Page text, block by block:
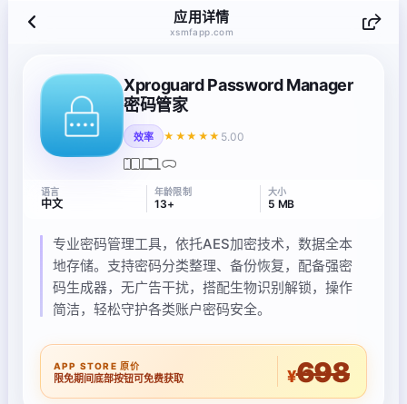
应用详情
xsmfapp.com
Xproguard Password Manager
密码管家
效率 ★★★★★ 5.00
语言
中文
年龄限制
13+
大小
5 MB
专业密码管理工具，依托AES加密技术，数据全本
地存储。支持密码分类整理、备份恢复，配备强密
码生成器，无广告干扰，搭配生物识别解锁，操作
简洁，轻松守护各类账户密码安全。
APP STORE 原价
限免期间底部按钮可免费获取 ¥698